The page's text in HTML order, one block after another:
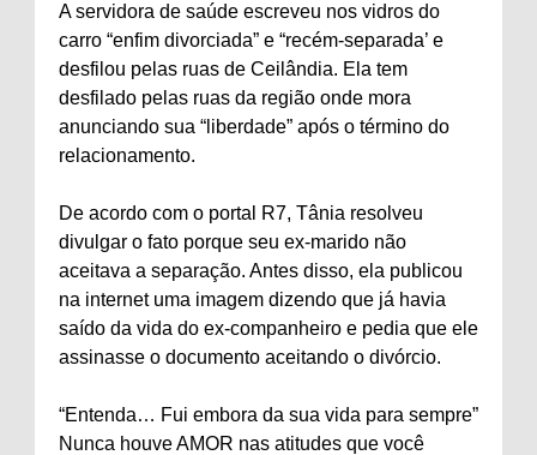
A servidora de saúde escreveu nos vidros do
carro “enfim divorciada” e “recém-separada’ e
desfilou pelas ruas de Ceilândia. Ela tem
desfilado pelas ruas da região onde mora
anunciando sua “liberdade” após o término do
relacionamento.
De acordo com o portal R7, Tânia resolveu
divulgar o fato porque seu ex-marido não
aceitava a separação. Antes disso, ela publicou
na internet uma imagem dizendo que já havia
saído da vida do ex-companheiro e pedia que ele
assinasse o documento aceitando o divórcio.
“Entenda… Fui embora da sua vida para sempre”
Nunca houve AMOR nas atitudes que você